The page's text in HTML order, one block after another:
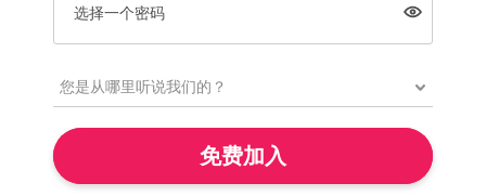
选择一个密码
免费加入